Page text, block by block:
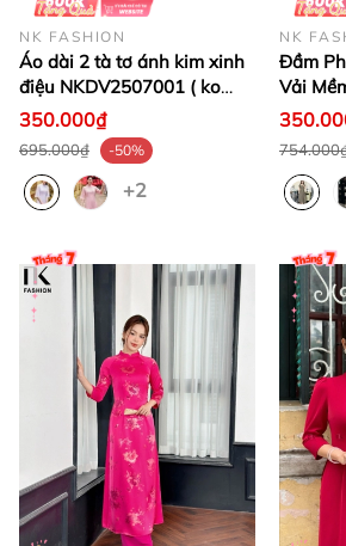
NK FASHION
Áo dài 2 tà tơ ánh kim xinh
điệu NKDV2507001 ( ko
kèm quần + PK)
350.000₫
695.000₫ -50%
+2
NK
Đầm
Vải